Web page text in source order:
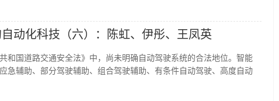
动化科技（六）：陈虹、伊彤、王凤英
和国道路交通安全法》中，尚未明确自动驾驶系统的合法地位。智能
急辅助、部分驾驶辅助、组合驾驶辅助、有条件自动驾驶、高度自动